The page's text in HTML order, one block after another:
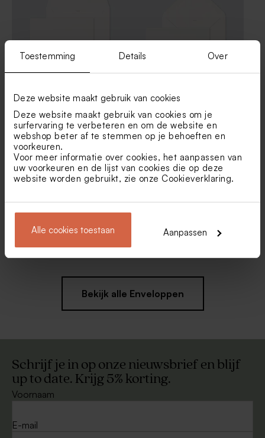
Toestemming Details Over
Deze website maakt gebruik van cookies
Deze website maakt gebruik van cookies om je
surfervaring te verbeteren en om de website en
webshop beter af te stemmen op je behoeften en
voorkeuren.
Voor meer informatie over cookies, het aanpassen van
uw voorkeuren en de lijst van cookies die op deze
website worden gebruikt, zie onze Cookieverklaring.
Alle cookies toestaan Aanpassen
Ecru zelfklevende envelop
rechte klep
Liggende envelop met
puntklep ecru
Zwarte envelop met
puntklep
Bekijk alle Enveloppen
Schrijf je in op onze nieuwsbrief en blijf
up to date. Krijg 5% korting.
Voornaam
E-mail